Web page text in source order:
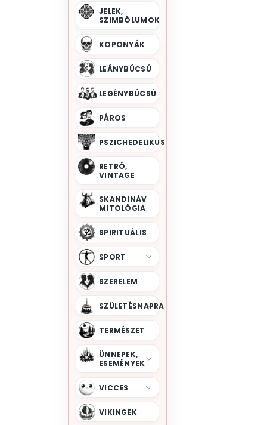
Sas
Süni
Tehén
Tengerimalac
Teve
Unikornis
Varjú
Vérfarkas
Vízi Állatok
Zsiráf
JELEK,
SZIMBÓLUMOK
KOPONYÁK
LEÁNYBÚCSÚ
LEGÉNYBÚCSÚ
PÁROS
PSZICHEDELIKUS
RETRÓ,
VINTAGE
SKANDINÁV
MITOLÓGIA
SPIRITUÁLIS
SPORT
SZERELEM
SZÜLETÉSNAPRA
TERMÉSZET
ÜNNEPEK,
ESEMÉNYEK
VICCES
VIKINGEK